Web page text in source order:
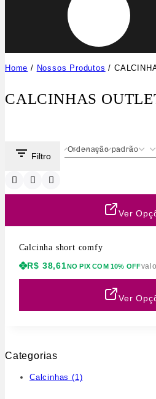
Home / Nossos Produtos /
CALCINHAS
Filtro
Ver
Calcinha short comfy
R$ 38,61 NO PIX COM 10% OFF
Ver
Categorias
Calcinhas (1)